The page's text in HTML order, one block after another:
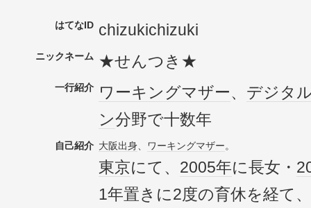
はてなID chizukichizuki
ニックネーム ★せんつき★
一行紹介 ワーキングマザー、 デジタ
ン分野で十数年
自己紹介 大阪出身、 ワーキングマザー。
東京にて、 2005年に長女・
1年置きに2度の育休を経て